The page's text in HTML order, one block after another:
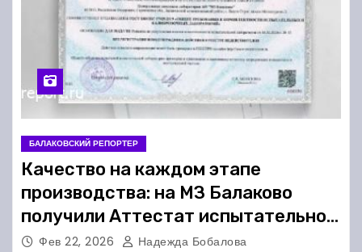
БАЛАКОВСКИЙ РЕПОРТЕР
Качество на каждом этапе
производства: на МЗ Балаково
получили Аттестат испытательной
лаборатории
Фев 22, 2026 Надежда Бобалова